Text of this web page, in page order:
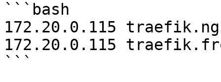
```bash
172.20.0.115
172.20.0.115
```